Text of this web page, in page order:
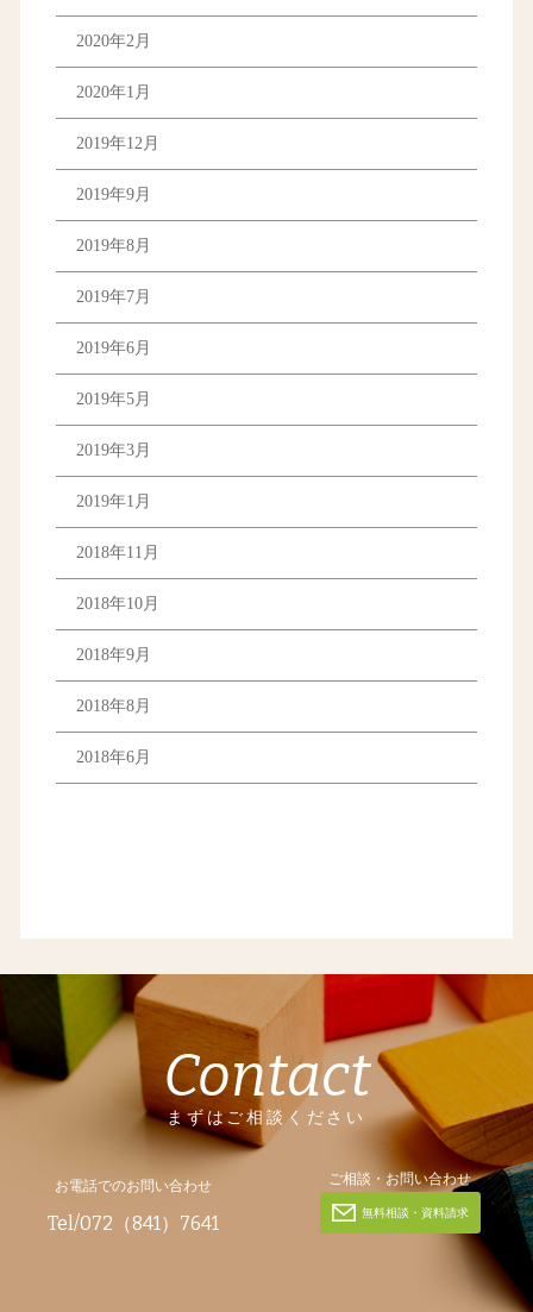
2020年2月
2020年1月
2019年12月
2019年9月
2019年8月
2019年7月
2019年6月
2019年5月
2019年3月
2019年1月
2018年11月
2018年10月
2018年9月
2018年8月
2018年6月
Contact
まずはご相談ください
お電話でのお問い合わせ
Tel/072（841）7641
ご相談・お問い合わせ
無料相談・資料請求